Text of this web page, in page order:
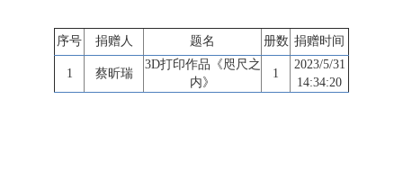
序号 捐赠人 题名 册数 捐赠时间
1 蔡昕瑞
3D打印作品《咫尺之
内》
1
2023/5/31
14:34:20